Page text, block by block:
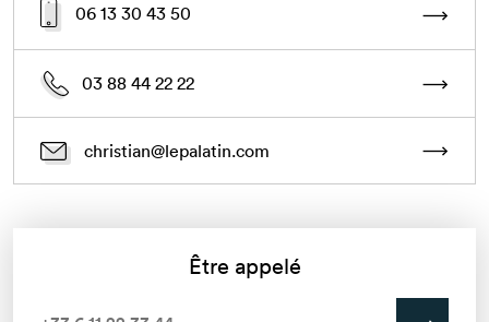
06 13 30 43 50
03 88 44 22 22
christian@lepalatin.com
Être appelé